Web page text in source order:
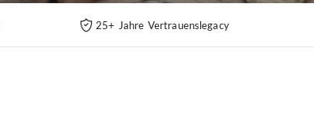
25+ Jahre Vertrauenslegacy